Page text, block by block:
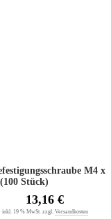
M4 x
30mm (100 Stück)
13,16 €
inkl. 19 % MwSt. zzgl. Versandkosten